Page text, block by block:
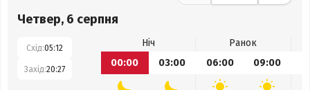
Четвер, 6 серпня
Схід:05:12
Захід:20:27
Ніч
Ранок
00:00
03:00 06:00 09:00